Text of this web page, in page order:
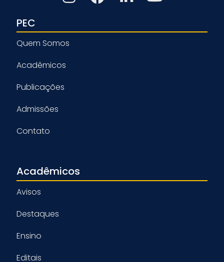
PEC
Quem Somos
Acadêmicos
Publicações
Admissões
Contato
Acadêmicos
Avisos
Destaques
Ensino
Editais